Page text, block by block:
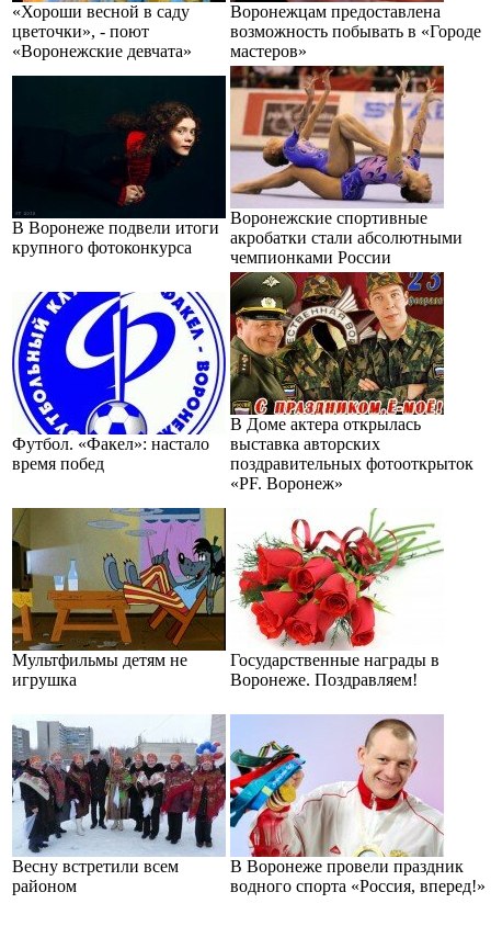
«Хороши весной в саду
цветочки», - поют
«Воронежские девчата»
Воронежцам предоставлена
возможность побывать в «Городе
мастеров»
В Воронеже подвели итоги
крупного фотоконкурса
Воронежские спортивные
акробатки стали абсолютными
чемпионками России
Футбол. «Факел»: настало
время побед
В Доме актера открылась
выставка авторских
поздравительных фотооткрыток
«PF. Воронеж»
Мультфильмы детям не
игрушка
Государственные награды в
Воронеже. Поздравляем!
Весну встретили всем
районом
В Воронеже провели праздник
водного спорта «Россия, вперед!»